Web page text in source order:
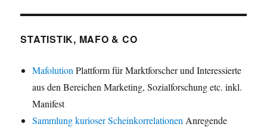
STATISTIK, MAFO & CO
MafolutionPlattform für Marktforscher und Interessierte
aus den Bereichen Marketing, Sozialforschung etc. inkl.
Manifest
Sammlung kurioser ScheinkorrelationenAnregende